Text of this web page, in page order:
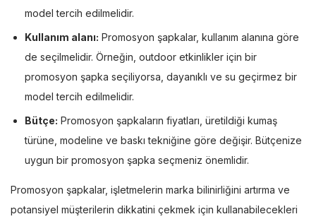
model tercih edilmelidir.
Kullanım alanı: Promosyon şapkalar, kullanım alanına göre
de seçilmelidir. Örneğin, outdoor etkinlikler için bir
promosyon şapka seçiliyorsa, dayanıklı ve su geçirmez bir
model tercih edilmelidir.
Bütçe: Promosyon şapkaların fiyatları, üretildiği kumaş
türüne, modeline ve baskı tekniğine göre değişir. Bütçenize
uygun bir promosyon şapka seçmeniz önemlidir.
Promosyon şapkalar, işletmelerin marka bilinirliğini artırma ve
potansiyel müşterilerin dikkatini çekmek için kullanabilecekleri